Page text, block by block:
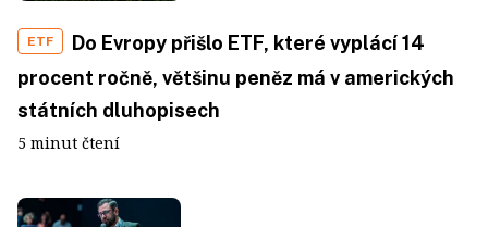
ETF
Do Evropy přišlo ETF, které vyplácí 14
procent ročně, většinu peněz má v amerických
státních dluhopisech
5 minut čtení